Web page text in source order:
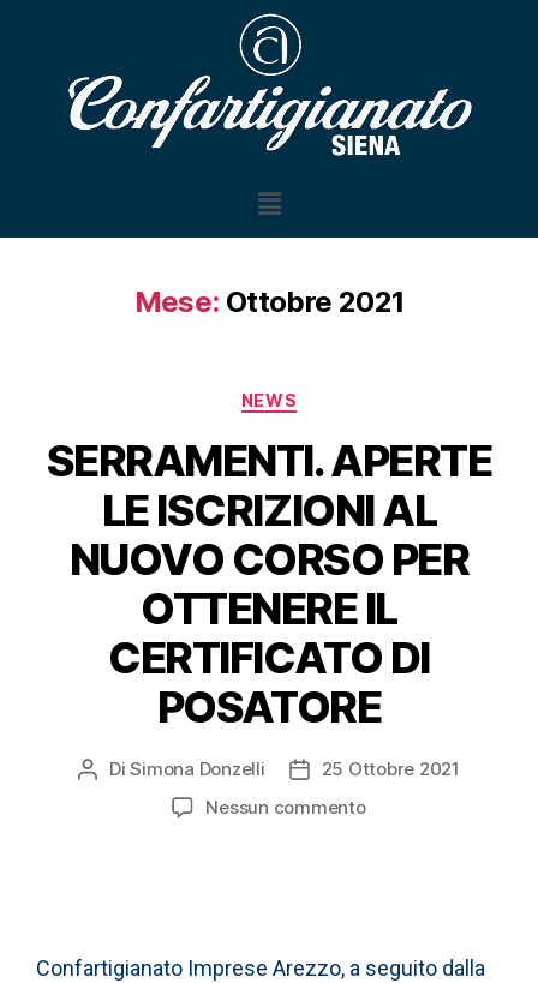
Mese: Ottobre 2021
NEWS
SERRAMENTI. APERTE
LE ISCRIZIONI AL
NUOVO CORSO PER
OTTENERE IL
CERTIFICATO DI
POSATORE
DiSimona Donzelli
25 Ottobre 2021
Nessun commento
Confartigianato Imprese Arezzo, a seguito dalla